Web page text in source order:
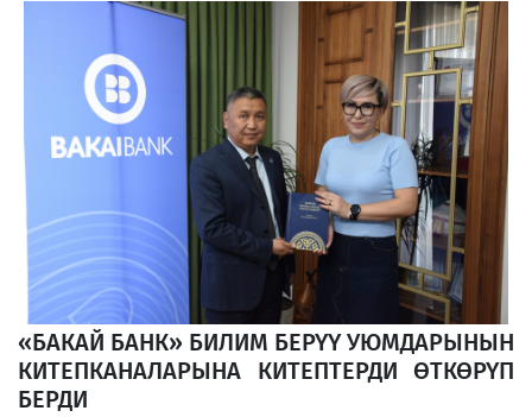
«БАКАЙ БАНК» БИЛИМ БЕРҮҮ УЮМДАРЫНЫН
КИТЕПКАНАЛАРЫНА КИТЕПТЕРДИ ӨТКӨРҮП
БЕРДИ